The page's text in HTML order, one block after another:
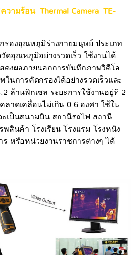
วามร้อน Thermal Camera TE-
รองอุณหภูมิร่างกายมนุษย์ ประเภท
วัดอุณหภูมิอย่างรวดเร็ว ใช้งานได้
ดงผลภายนอกการบันทึกภาพวิดีโอ
นการคัดกรองได้อย่างรวดเร็วและ
ล้านพิกเซล ระยะการใช้งานอยู่ที่ 2-
ลาดเคลื่อนไม่เกิน 0.6 องศา ใช้ใน
ะเป็นสนามบิน สถานีรถไฟ สถานี
สินค้า โรงเรียน โรงแรม โรงหนัง
ร หรือหน่วยงานราชการต่างๆ ได้